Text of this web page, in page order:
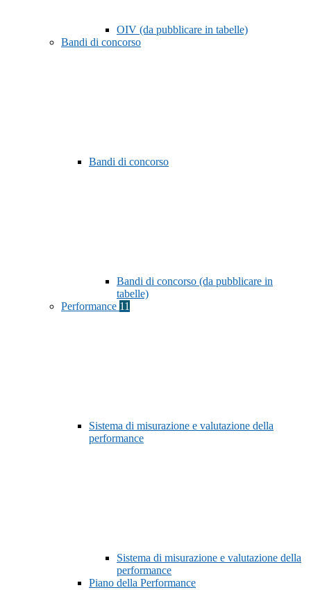
OIV (da pubblicare in tabelle)
Bandi di concorso
Bandi di concorso
Bandi di concorso (da pubblicare in
tabelle)
Performance 11
Sistema di misurazione e valutazione della
performance
Sistema di misurazione e valutazione della
performance
Piano della Performance